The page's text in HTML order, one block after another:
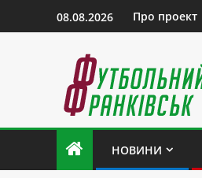
08.08.2026 Про проект
НОВИНИ